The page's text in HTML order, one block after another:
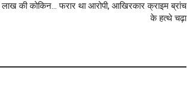
की कोकिन… फरार था आरोपी, आखिरकार क्राइम ब्रांच
के हत्थे चढ़ा